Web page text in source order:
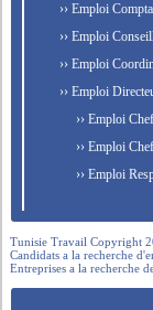
›› Emploi
›› Emploi
›› Emploi
›› Emploi
›› Emploi
›› Emploi
›› Emploi
Tunisie Travail Copyright
Candidats a la recherche
Entreprises a la recherche